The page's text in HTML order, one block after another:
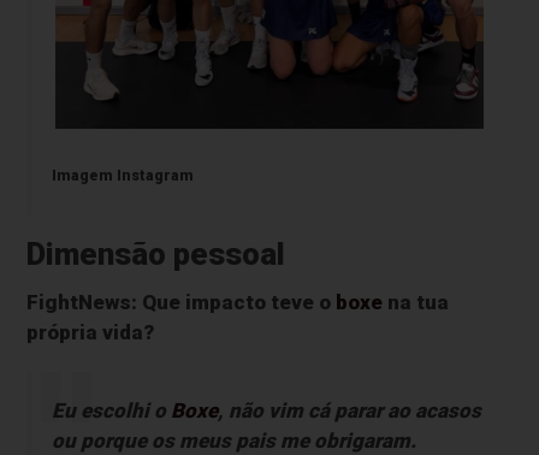
Imagem Instagram
Dimensão pessoal
FightNews: Que impacto teve o boxe na tua
própria vida?
Eu escolhi o Boxe, não vim cá parar ao acasos
ou porque os meus pais me obrigaram.